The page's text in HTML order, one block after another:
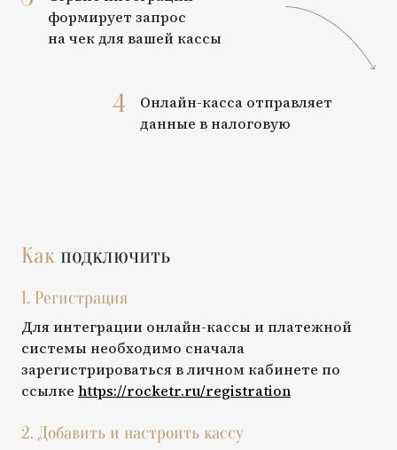
формирует запрос
на чек для вашей кассы
4
Онлайн-касса отправляет
данные в налоговую
Как подключить
1. Регистрация
Для интеграции онлайн-кассы и платежной
системы необходимо сначала
зарегистрироваться в личном кабинете по
ссылке https://rocketr.ru/registration
2. Добавить и настроить кассу